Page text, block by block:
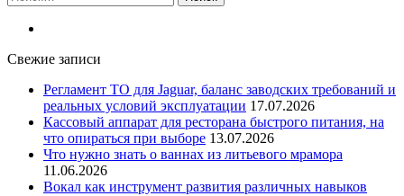
Свежие записи
Регламент ТО для Jaguar, баланс заводских требований и
реальных условий эксплуатации 17.07.2026
Кассовый аппарат для ресторана быстрого питания, на
что опираться при выборе 13.07.2026
Что нужно знать о ваннах из литьевого мрамора
11.06.2026
Вокал как инструмент развития различных навыков